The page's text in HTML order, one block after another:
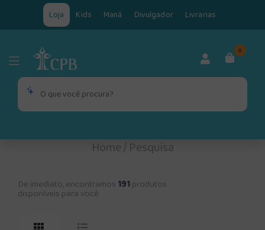
Loja Kids Maná Divulgador Livrarias
0
Home/Pesquisa
De imediato, encontramos 191produtos
disponíveis para você